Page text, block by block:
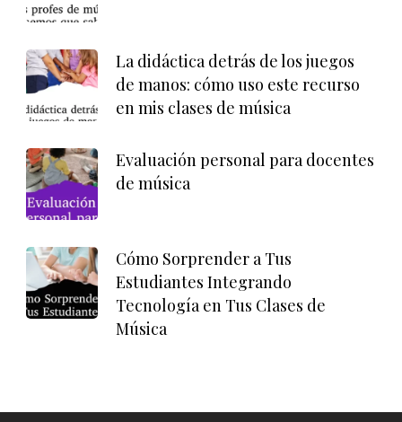
La didáctica detrás de los juegos
de manos: cómo uso este recurso
en mis clases de música
Evaluación personal para docentes
de música
Cómo Sorprender a Tus
Estudiantes Integrando
Tecnología en Tus Clases de
Música